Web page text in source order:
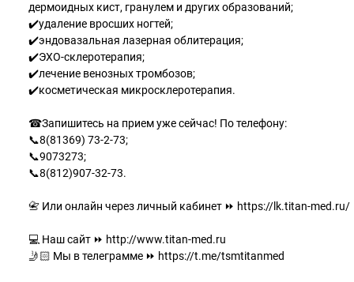
дермоидных кист, гранулем и других образований;
✔️удаление вросших ногтей;
✔️эндовазальная лазерная облитерация;
✔️ЭХО-склеротерапия;
✔️лечение венозных тромбозов;
✔️косметическая микросклеротерапия.
☎Запишитесь на прием уже сейчас! По телефону:
📞8(81369) 73-2-73;
📞9073273;
📞8(812)907-32-73.
📇 Или онлайн через личный кабинет ⏩ https://lk.titan-med.ru/
💻 Наш сайт ⏩ http://www.titan-med.ru
🤳🏻 Мы в телеграмме ⏩️ https://t.me/tsmtitanmed